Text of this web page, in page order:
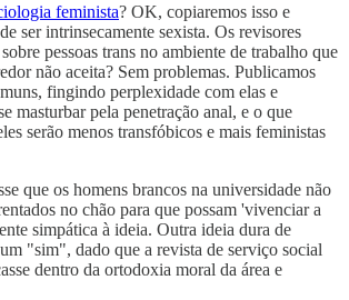
feminista? OK, copiaremos isso e
ser intrinsecamente sexista. Os revisores
pessoas trans no ambiente de trabalho que
não aceita? Sem problemas. Publicamos
fingindo perplexidade com elas e
masturbar pela penetração anal, e o que
serão menos transfóbicos e mais feministas
que os homens brancos na universidade não
no chão para que possam 'vivenciar a
simpática à ideia. Outra ideia dura de
"sim", dado que a revista de serviço social
dentro da ortodoxia moral da área e